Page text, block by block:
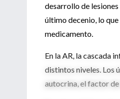
desarrollo de
último decenio, lo
medicamento.
En la AR, la cascada
distintos niveles. Los
autocrina, el factor